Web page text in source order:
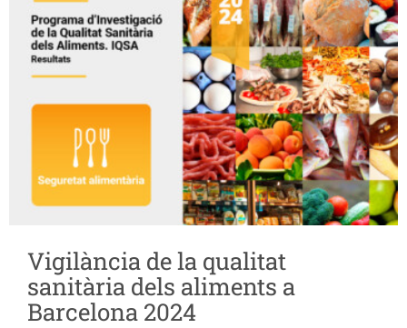
Vigilància de la qualitat
sanitària dels aliments a
Barcelona 2024